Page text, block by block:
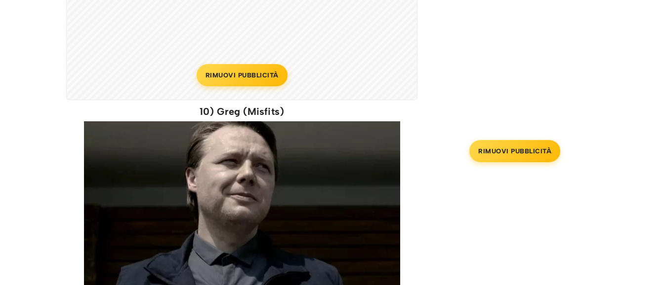
RIMUOVI PUBBLICITÀ
10) Greg (Misfits)
RIMUOVI PUBBLICITÀ